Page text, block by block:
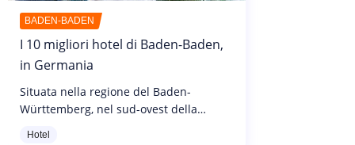
BADEN-BADEN
I 10 migliori hotel di Baden-Baden,
in Germania
Situata nella regione del Baden-
Württemberg, nel sud-ovest della
Hotel